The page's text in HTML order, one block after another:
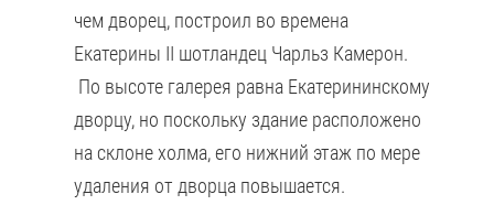
чем дворец, построил во времена
Екатерины II шотландец Чарльз Камерон.
По высоте галерея равна Екатерининскому
дворцу, но поскольку здание расположено
на склоне холма, его нижний этаж по мере
удаления от дворца повышается.